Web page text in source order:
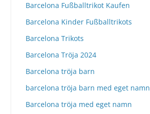
Barcelona Fußballtrikot Kaufen
Barcelona Kinder Fußballtrikots
Barcelona Trikots
Barcelona Tröja 2024
Barcelona tröja barn
barcelona tröja barn med eget namn
Barcelona tröja med eget namn